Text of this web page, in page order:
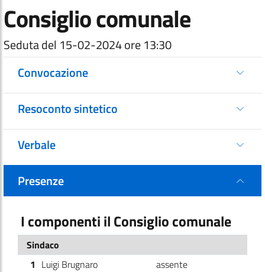
Consiglio comunale
Seduta del 15-02-2024 ore 13:30
Convocazione
Resoconto sintetico
Verbale
Presenze
I componenti il Consiglio comunale
Sindaco
1 Luigi Brugnaro
assente